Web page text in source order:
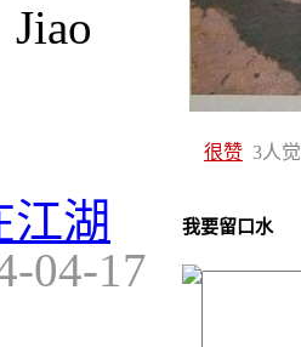
很赞 3人
我要留口水
江湖
04-17